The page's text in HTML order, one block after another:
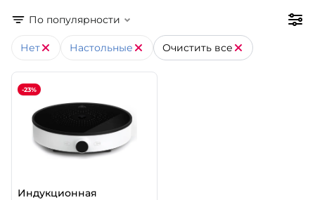
По популярности
Нет Настольные Очистить все
-23%
Индукционная